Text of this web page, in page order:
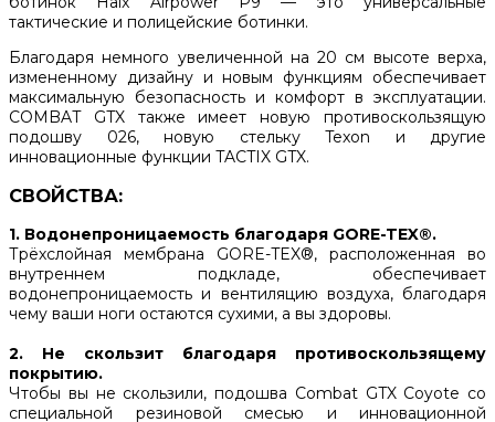
тактические и полицейские ботинки.
Благодаря немного увеличенной на 20 см высоте верха,
измененному дизайну и новым функциям обеспечивает
максимальную безопасность и комфорт в эксплуатации.
COMBAT GTX также имеет новую противоскользящую
подошву 026, новую стельку Texon и другие
инновационные функции TACTIX GTX.
СВОЙСТВА:
1. Водонепроницаемость благодаря GORE-TEX®.
Трёхслойная мембрана GORE-TEX®, расположенная во
внутреннем подкладе, обеспечивает
водонепроницаемость и вентиляцию воздуха, благодаря
чему ваши ноги остаются сухими, а вы здоровы.
2. Не скользит благодаря противоскользящему
покрытию.
Чтобы вы не скользили, подошва Combat GTX Coyote со
специальной резиновой смесью и инновационной